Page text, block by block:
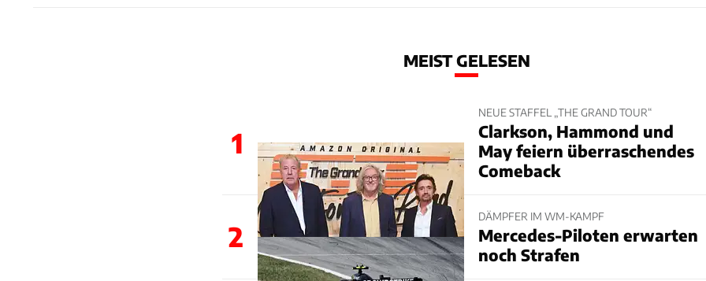
MEIST GELESEN
1
NEUE STAFFEL „THE GRAND TOUR“
Clarkson, Hammond und
May feiern überraschendes
Comeback
2
DÄMPFER IM WM-KAMPF
Mercedes-Piloten erwarten
noch Strafen